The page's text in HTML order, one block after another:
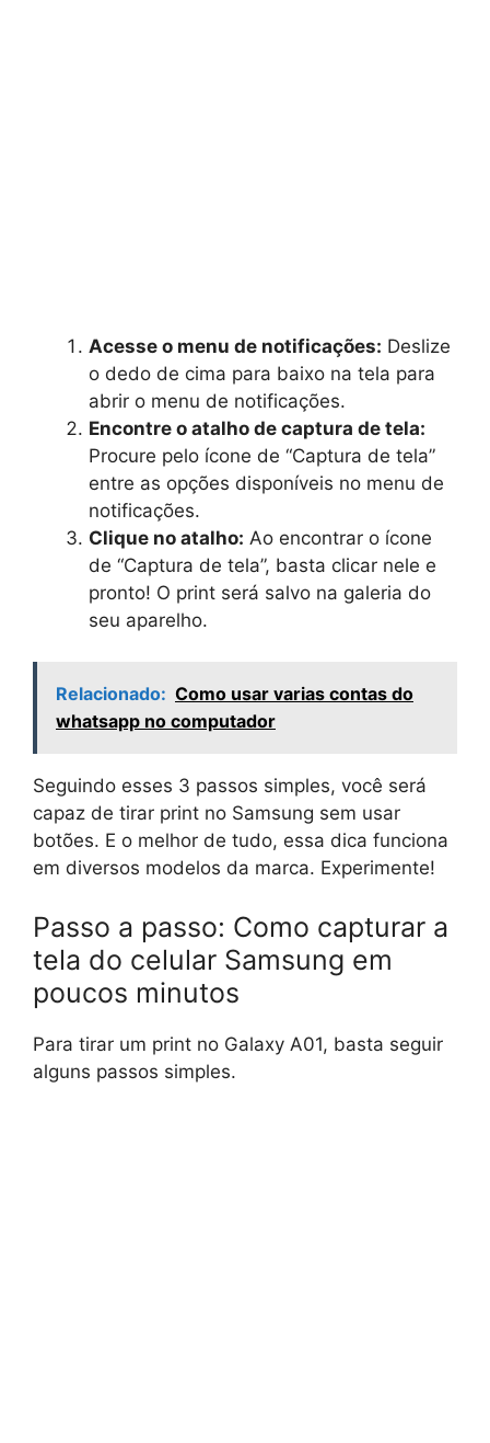
Acesse o menu de notificações: Deslize
o dedo de cima para baixo na tela para
abrir o menu de notificações.
Encontre o atalho de captura de tela:
Procure pelo ícone de “Captura de tela”
entre as opções disponíveis no menu de
notificações.
Clique no atalho: Ao encontrar o ícone
de “Captura de tela”, basta clicar nele e
pronto! O print será salvo na galeria do
seu aparelho.
Relacionado: Como usar varias contas do
whatsapp no computador
Seguindo esses 3 passos simples, você será
capaz de tirar print no Samsung sem usar
botões. E o melhor de tudo, essa dica funciona
em diversos modelos da marca. Experimente!
Passo a passo: Como capturar a
tela do celular Samsung em
poucos minutos
Para tirar um print no Galaxy A01, basta seguir
alguns passos simples.